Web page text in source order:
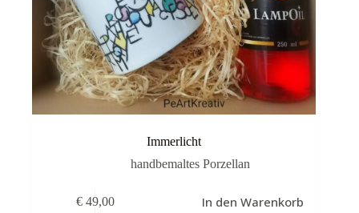
Immerlicht
handbemaltes Porzellan
€49,00 In den Warenkorb